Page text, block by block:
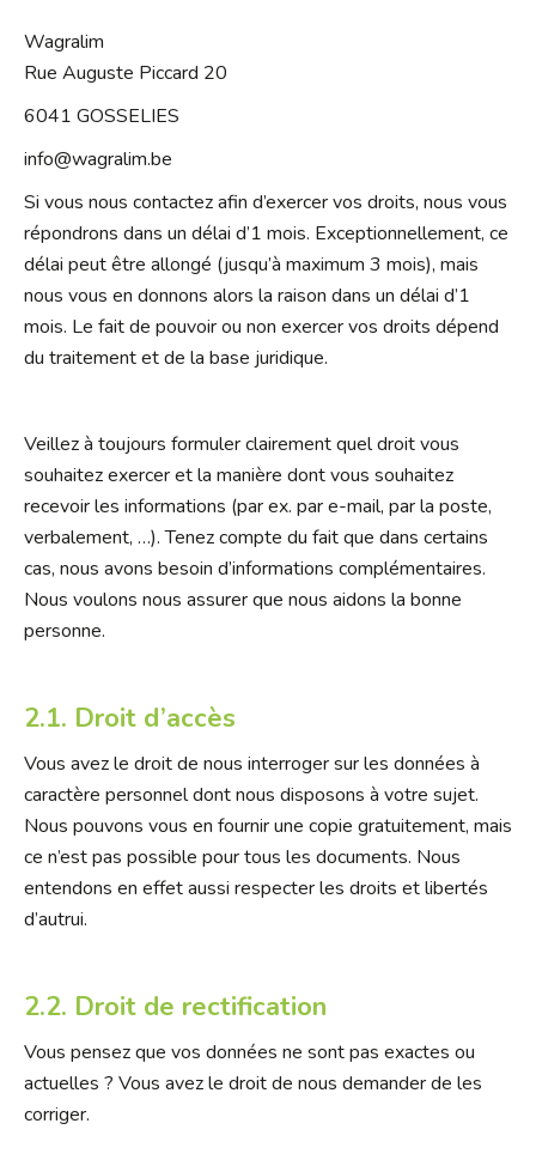
Wagralim
Rue Auguste Piccard 20
6041 GOSSELIES
info@wagralim.be
Si vous nous contactez afin d’exercer vos droits, nous vous
répondrons dans un délai d’1 mois. Exceptionnellement, ce
délai peut être allongé (jusqu’à maximum 3 mois), mais
nous vous en donnons alors la raison dans un délai d’1
mois. Le fait de pouvoir ou non exercer vos droits dépend
du traitement et de la base juridique.
Veillez à toujours formuler clairement quel droit vous
souhaitez exercer et la manière dont vous souhaitez
recevoir les informations (par ex. par e-mail, par la poste,
verbalement, …). Tenez compte du fait que dans certains
cas, nous avons besoin d’informations complémentaires.
Nous voulons nous assurer que nous aidons la bonne
personne.
2.1. Droit d’accès
Vous avez le droit de nous interroger sur les données à
caractère personnel dont nous disposons à votre sujet.
Nous pouvons vous en fournir une copie gratuitement, mais
ce n’est pas possible pour tous les documents. Nous
entendons en effet aussi respecter les droits et libertés
d’autrui.
2.2. Droit de rectification
Vous pensez que vos données ne sont pas exactes ou
actuelles ? Vous avez le droit de nous demander de les
corriger.